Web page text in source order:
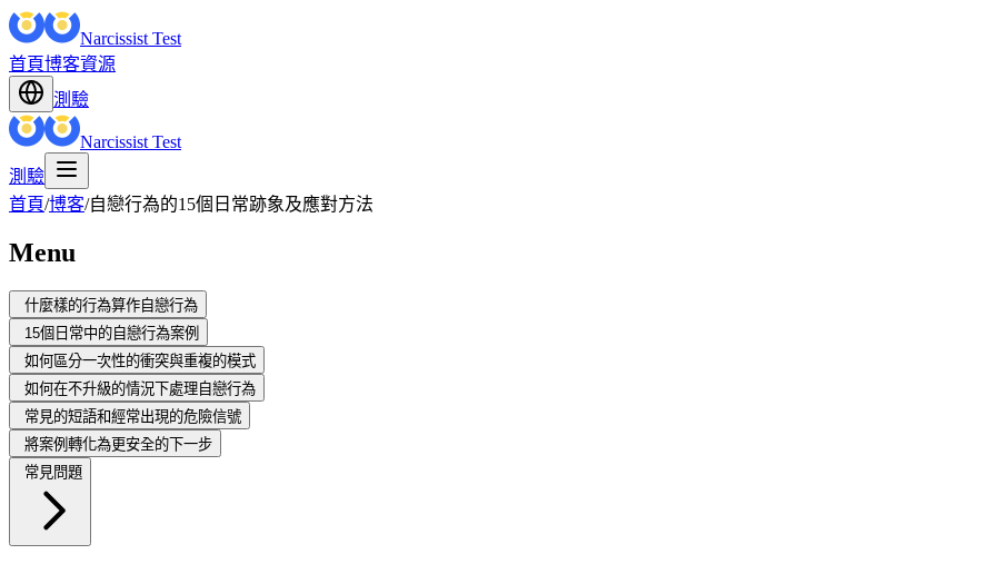
Narcissist Test
首頁博客資源
測驗
Narcissist Test
測驗
首頁/博客/自戀行為的15個日常跡象及應對方法
Menu
什麼樣的行為算作自戀行為
15個日常中的自戀行為案例
如何區分一次性的衝突與重複的模式
如何在不升級的情況下處理自戀行為
常見的短語和經常出現的危險信號
將案例轉化為更安全的下一步
常見問題